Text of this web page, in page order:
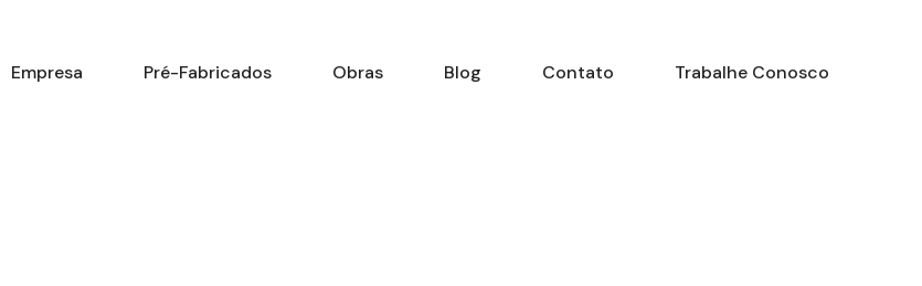
Empresa Pré-Fabricados Obras Blog Contato Trabalhe Conosco